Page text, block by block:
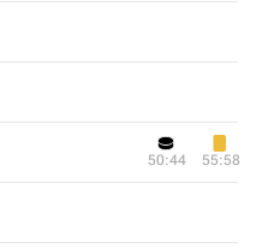
50:44 55:58